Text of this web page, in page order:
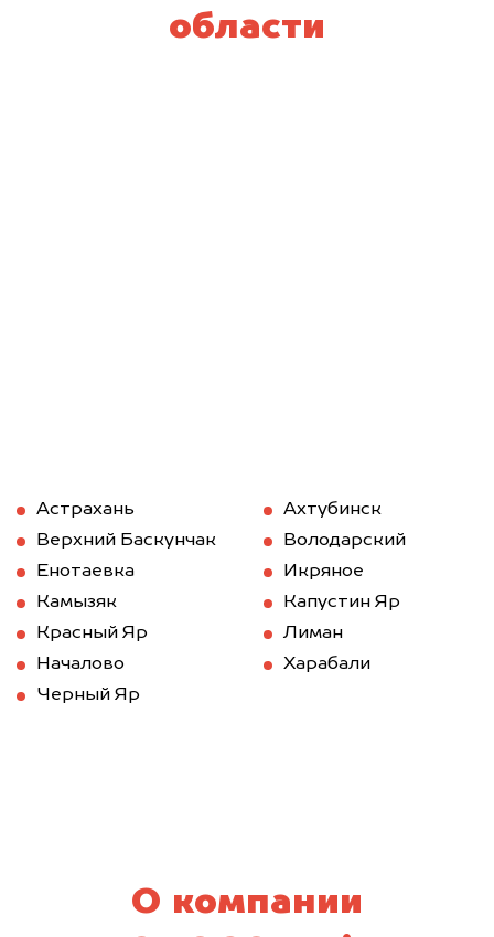
области
Астрахань
Ахтубинск
Верхний Баскунчак
Володарский
Енотаевка
Икряное
Камызяк
Капустин Яр
Красный Яр
Лиман
Началово
Харабали
Черный Яр
О компании